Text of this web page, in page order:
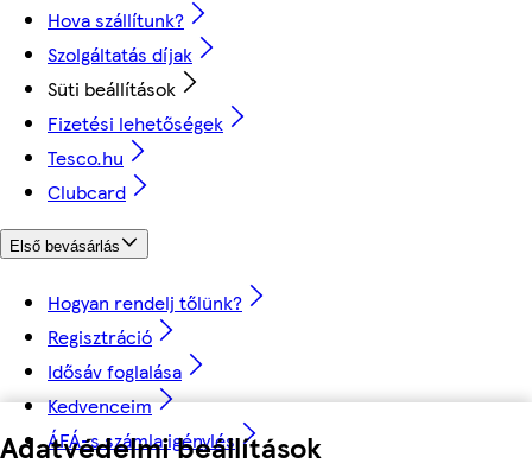
Adatvédelmi beállítások
Hova szállítunk?
Szolgáltatás díjak
Süti beállítások
Fizetési lehetőségek
Tesco.hu
Clubcard
Első bevásárlás
Hogyan rendelj tőlünk?
Regisztráció
Idősáv foglalása
Kedvenceim
ÁFÁ-s számla igénylés